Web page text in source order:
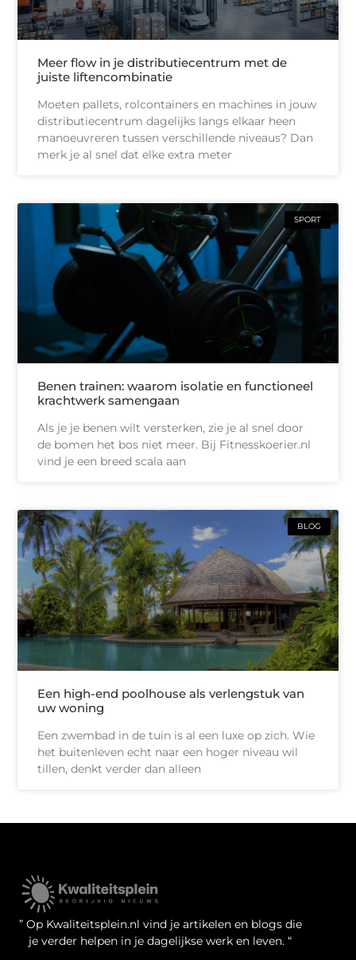
Meer flow in je distributiecentrum met de
juiste liftencombinatie
Moeten pallets, rolcontainers en machines in jouw
distributiecentrum dagelijks langs elkaar heen
manoeuvreren tussen verschillende niveaus? Dan
merk je al snel dat elke extra meter
SPORT
Benen trainen: waarom isolatie en functioneel
krachtwerk samengaan
Als je je benen wilt versterken, zie je al snel door
de bomen het bos niet meer. Bij Fitnesskoerier.nl
vind je een breed scala aan
BLOG
Een high-end poolhouse als verlengstuk van
uw woning
Een zwembad in de tuin is al een luxe op zich. Wie
het buitenleven echt naar een hoger niveau wil
tillen, denkt verder dan alleen
” Op Kwaliteitsplein.nl vind je artikelen en blogs die
je verder helpen in je dagelijkse werk en leven. “